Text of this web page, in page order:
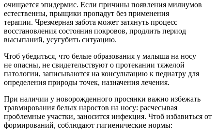
очищается эпидермис. Если причины появления милиумов
естественны, прыщики пропадут без применения
терапии. Чрезмерная забота может затянуть процесс
восстановления состояния покровов, продлить период
высыпаний, усугубить ситуацию.
Чтоб убедиться, что белые образования у малыша на носу
не опасны, не свидетельствуют о протекании тяжелой
патологии, записываются на консультацию к педиатру для
определения природы точек, назначения лечения.
При наличии у новорожденного просянки важно избежать
травмирования белых наростов на носу: расчесывая
проблемные участки, заносится инфекция. Чтоб избавиться от
формирований, соблюдают гигиенические нормы: